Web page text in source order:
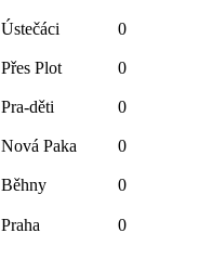
Ústečáci 0
Přes Plot 0
Pra-děti 0
Nová Paka 0
Běhny
0
Praha
0